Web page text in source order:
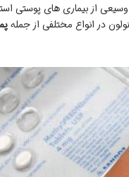
از بیماری های پوستی
در انواع مختلفی از جمله